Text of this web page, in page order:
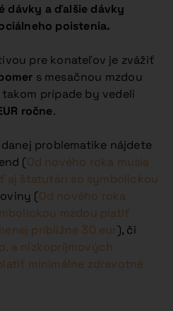
dávky a ďalšie dávky
poistenia.
pre konateľov je zvážiť
s mesačnou mzdou
takom prípade by vedeli
ročne.
problematike nájdete
(Od nového roka musia
aj štatutári so symbolickou
(Od nového roka
mzdou platiť
približne 30 eur), či
a nízkopríjmových
minimálne zdravotné